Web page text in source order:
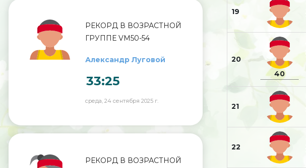
РЕКОРД В ВОЗРАСТНОЙ
ГРУППЕ VM50-54
Александр Луговой
33:25
среда, 24 сентября 2025 г.
РЕКОРД В ВОЗРАСТНОЙ
19
20
40
21
22